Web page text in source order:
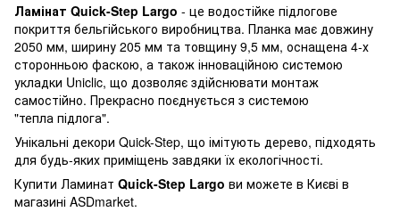
Ламінат Quick-Step Largo - це водостійке підлогове
покриття бельгійського виробництва. Планка має довжину
2050 мм, ширину 205 мм та товщину 9,5 мм, оснащена 4-х
сторонньою фаскою, а також інноваційною системою
укладки Uniclic, що дозволяє здійснювати монтаж
самостійно. Прекрасно поєднується з системою
"тепла підлога".
Унікальні декори Quick-Step, що імітують дерево, підходять
для будь-яких приміщень завдяки їх екологічності.
Купити Ламинат Quick-Step Largo ви можете в Києві в
магазині ASDmarket.